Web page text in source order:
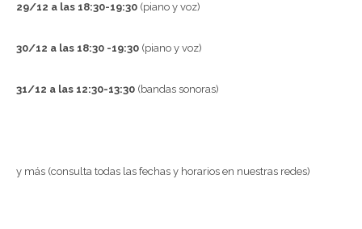
29/12 a las 18:30-19:30 (piano y voz)
30/12 a las 18:30 -19:30 (piano y voz)
31/12 a las 12:30-13:30 (bandas sonoras)
y más (consulta todas las fechas y horarios en nuestras redes)